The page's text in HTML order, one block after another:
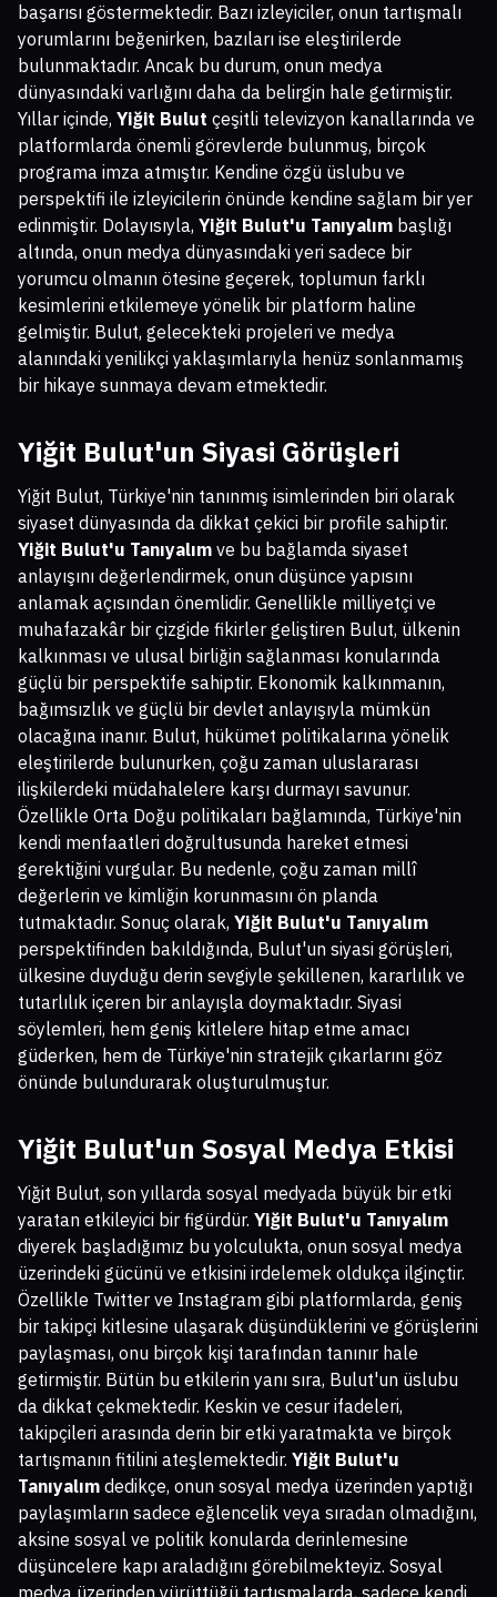
başarısı göstermektedir. Bazı izleyiciler, onun tartışmalı
yorumlarını beğenirken, bazıları ise eleştirilerde
bulunmaktadır. Ancak bu durum, onun medya
dünyasındaki varlığını daha da belirgin hale getirmiştir.
Yıllar içinde, Yiğit Bulut çeşitli televizyon kanallarında ve
platformlarda önemli görevlerde bulunmuş, birçok
programa imza atmıştır. Kendine özgü üslubu ve
perspektifi ile izleyicilerin önünde kendine sağlam bir yer
edinmiştir. Dolayısıyla, Yiğit Bulut'u Tanıyalım başlığı
altında, onun medya dünyasındaki yeri sadece bir
yorumcu olmanın ötesine geçerek, toplumun farklı
kesimlerini etkilemeye yönelik bir platform haline
gelmiştir. Bulut, gelecekteki projeleri ve medya
alanındaki yenilikçi yaklaşımlarıyla henüz sonlanmamış
bir hikaye sunmaya devam etmektedir.
Yiğit Bulut'un Siyasi Görüşleri
Yiğit Bulut, Türkiye'nin tanınmış isimlerinden biri olarak
siyaset dünyasında da dikkat çekici bir profile sahiptir.
Yiğit Bulut'u Tanıyalım ve bu bağlamda siyaset
anlayışını değerlendirmek, onun düşünce yapısını
anlamak açısından önemlidir. Genellikle milliyetçi ve
muhafazakâr bir çizgide fikirler geliştiren Bulut, ülkenin
kalkınması ve ulusal birliğin sağlanması konularında
güçlü bir perspektife sahiptir. Ekonomik kalkınmanın,
bağımsızlık ve güçlü bir devlet anlayışıyla mümkün
olacağına inanır. Bulut, hükümet politikalarına yönelik
eleştirilerde bulunurken, çoğu zaman uluslararası
ilişkilerdeki müdahalelere karşı durmayı savunur.
Özellikle Orta Doğu politikaları bağlamında, Türkiye'nin
kendi menfaatleri doğrultusunda hareket etmesi
gerektiğini vurgular. Bu nedenle, çoğu zaman millî
değerlerin ve kimliğin korunmasını ön planda
tutmaktadır. Sonuç olarak, Yiğit Bulut'u Tanıyalım
perspektifinden bakıldığında, Bulut'un siyasi görüşleri,
ülkesine duyduğu derin sevgiyle şekillenen, kararlılık ve
tutarlılık içeren bir anlayışla doymaktadır. Siyasi
söylemleri, hem geniş kitlelere hitap etme amacı
güderken, hem de Türkiye'nin stratejik çıkarlarını göz
önünde bulundurarak oluşturulmuştur.
Yiğit Bulut'un Sosyal Medya Etkisi
Yiğit Bulut, son yıllarda sosyal medyada büyük bir etki
yaratan etkileyici bir figürdür. Yiğit Bulut'u Tanıyalım
diyerek başladığımız bu yolculukta, onun sosyal medya
üzerindeki gücünü ve etkisini irdelemek oldukça ilginçtir.
Özellikle Twitter ve Instagram gibi platformlarda, geniş
bir takipçi kitlesine ulaşarak düşündüklerini ve görüşlerini
paylaşması, onu birçok kişi tarafından tanınır hale
getirmiştir. Bütün bu etkilerin yanı sıra, Bulut'un üslubu
da dikkat çekmektedir. Keskin ve cesur ifadeleri,
takipçileri arasında derin bir etki yaratmakta ve birçok
tartışmanın fitilini ateşlemektedir. Yiğit Bulut'u
Tanıyalım dedikçe, onun sosyal medya üzerinden yaptığı
paylaşımların sadece eğlencelik veya sıradan olmadığını,
aksine sosyal ve politik konularda derinlemesine
düşüncelere kapı araladığını görebilmekteyiz. Sosyal